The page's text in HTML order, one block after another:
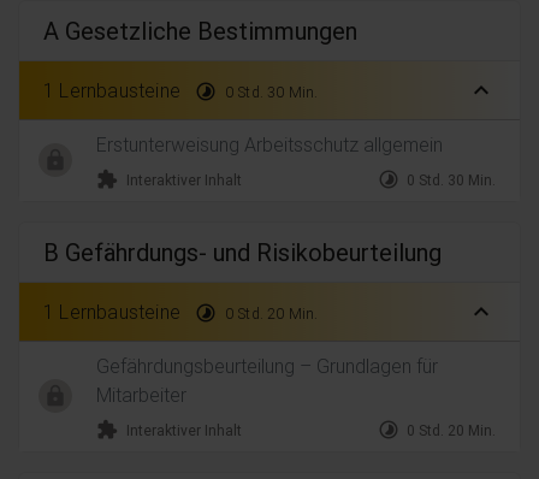
A Gesetzliche Bestimmungen
1 Lernbausteine timelapse 0 Std. 30 Min. expand_less
Erstunterweisung Arbeitsschutz allgemein
extension Interaktiver Inhalt timelapse 0 Std. 30 Min.
B Gefährdungs- und Risikobeurteilung
1 Lernbausteine timelapse 0 Std. 20 Min. expand_less
Gefährdungsbeurteilung – Grundlagen für
Mitarbeiter
extension Interaktiver Inhalt timelapse 0 Std. 20 Min.